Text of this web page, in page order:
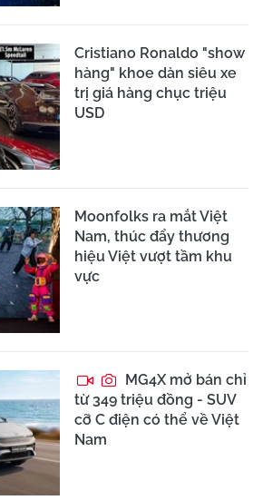
Cristiano Ronaldo "show
hàng" khoe dàn siêu xe
trị giá hàng chục triệu
USD
Moonfolks ra mắt Việt
Nam, thúc đẩy thương
hiệu Việt vượt tầm khu
vực
MG4X mở bán chỉ
từ 349 triệu đồng - SUV
cỡ C điện có thể về Việt
Nam